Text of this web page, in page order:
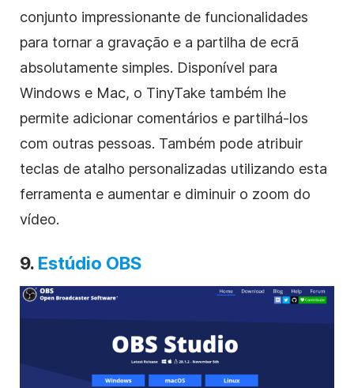
conjunto impressionante de funcionalidades
para tornar a gravação e a partilha de ecrã
absolutamente simples. Disponível para
Windows e Mac, o TinyTake também lhe
permite adicionar comentários e partilhá-los
com outras pessoas. Também pode atribuir
teclas de atalho personalizadas utilizando esta
ferramenta e aumentar e diminuir o zoom do
vídeo.
9. Estúdio OBS